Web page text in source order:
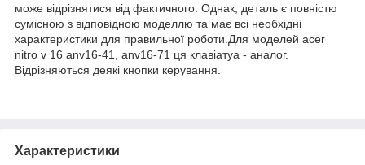
може відрізнятися від фактичного. Однак, деталь є повністю
сумісною з відповідною моделлю та має всі необхідні
характеристики для правильної роботи.Для моделей acer
nitro v 16 anv16-41, anv16-71 ця клавіатуа - аналог.
Відрізняються деякі кнопки керування.
Характеристики